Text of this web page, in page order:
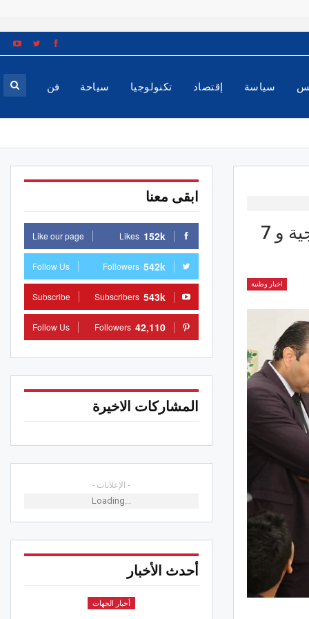
سياسة إقتصاد تكنولوجيا سياحة فن
وزيرة المرأة: إحداث 40 روضة أطفال عمومية نموذجية و 7
اخبار وطنية
ابقى معنا
152k
Likes
Like our page
542k
Followers
Follow Us
543k
Subscribers
Subscribe
42,110
Followers
Follow Us
المشاركات الاخيرة
- الإعلانات -
Loading...
أحدث الأخبار
أخبار الجهات